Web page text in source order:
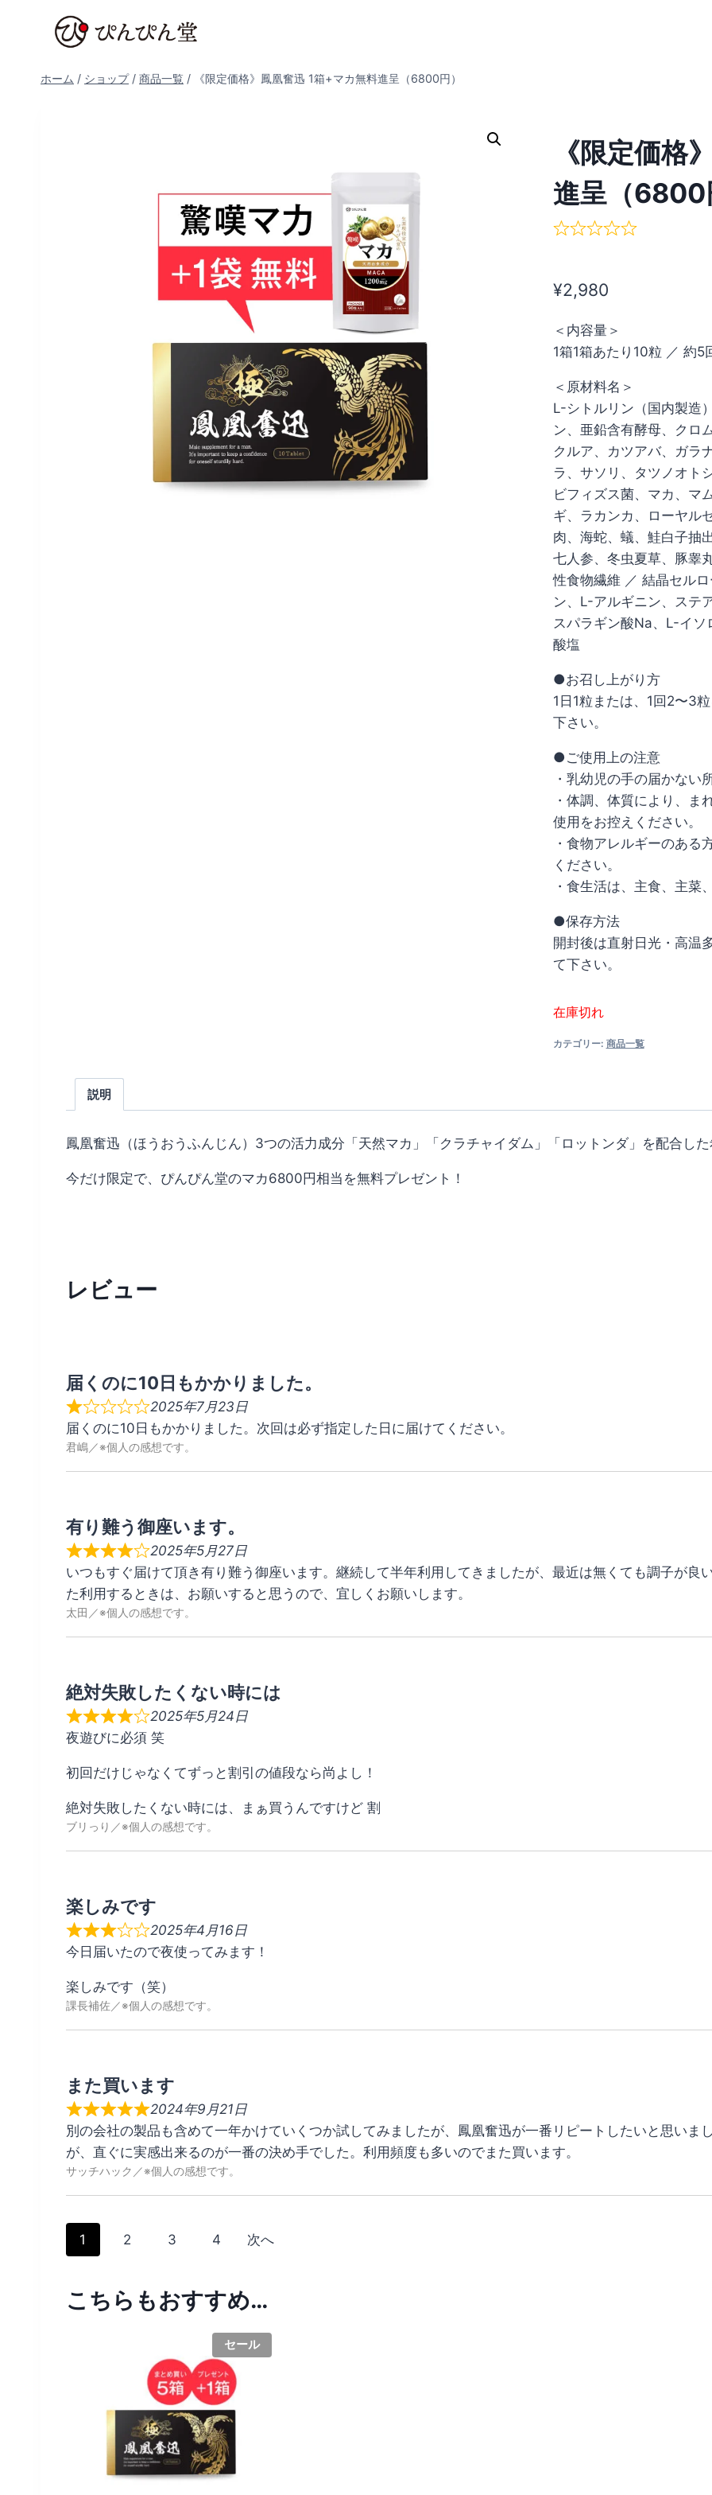
ホーム / ショップ / 商品一覧 / 《限定価格》鳳凰奮迅 1箱+マカ無料進呈（6800円）
《限定価格
進呈（6800
¥2,980
＜内容量＞
1箱1箱あたり10粒 ／ 約5
＜原材料名＞
L-シトルリン（国内製造
ン、亜鉛含有酵母、クロ
クルア、カツアバ、ガラ
ラ、サソリ、タツノオト
ビフィズス菌、マカ、マ
ギ、ラカンカ、ローヤル
肉、海蛇、蟻、鮭白子抽
七人参、冬虫夏草、豚睾
性食物繊維 ／ 結晶セル
ン、L-アルギニン、ステ
スパラギン酸Na、L-イ
酸塩
●お召し上がり方
1日1粒または、1回2〜3
下さい。
●ご使用上の注意
・乳幼児の手の届かない
・体調、体質により、ま
使用をお控えください。
・食物アレルギーのある
ください。
・食生活は、主食、主菜
●保存方法
開封後は直射日光・高温
て下さい。
在庫切れ
カテゴリー: 商品一覧
説明
鳳凰奮迅（ほうおうふんじん）3つの活力成分「天然マカ」「クラチャイダム」「ロットンダ」を配合した
今だけ限定で、ぴんぴん堂のマカ6800円相当を無料プレゼント！
レビュー
届くのに10日もかかりました。
2025年7月23日
届くのに10日もかかりました。次回は必ず指定した日に届けてください。
君嶋
有り難う御座います。
2025年5月27日
いつもすぐ届けて頂き有り難う御座います。継続して半年利用してきましたが、最近は無くても調子が良
た利用するときは、お願いすると思うので、宜しくお願いします。
太田
絶対失敗したくない時には
2025年5月24日
夜遊びに必須 笑
初回だけじゃなくてずっと割引の値段なら尚よし！
絶対失敗したくない時には、まぁ買うんですけど 割
ブリっり
楽しみです
2025年4月16日
今日届いたので夜使ってみます！
楽しみです（笑）
課長補佐
また買います
2024年9月21日
別の会社の製品も含めて一年かけていくつか試してみましたが、鳳凰奮迅が一番リピートしたいと思いま
が、直ぐに実感出来るのが一番の決め手でした。利用頻度も多いのでまた買います。
サッチハック
t
P
g
1
P
g
2
P
g
3
P
g
e
4 次へ
こちらもおすすめ…
セール